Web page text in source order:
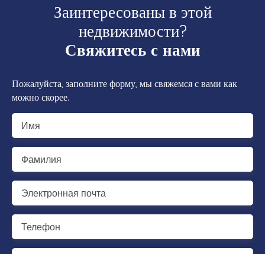
Заинтересованы в этой
недвижимости?
Свяжитесь с нами
Пожалуйста, заполните форму, мы свяжемся с вами как
можно скорее.
Имя
Фамилия
Электронная почта
Телефон